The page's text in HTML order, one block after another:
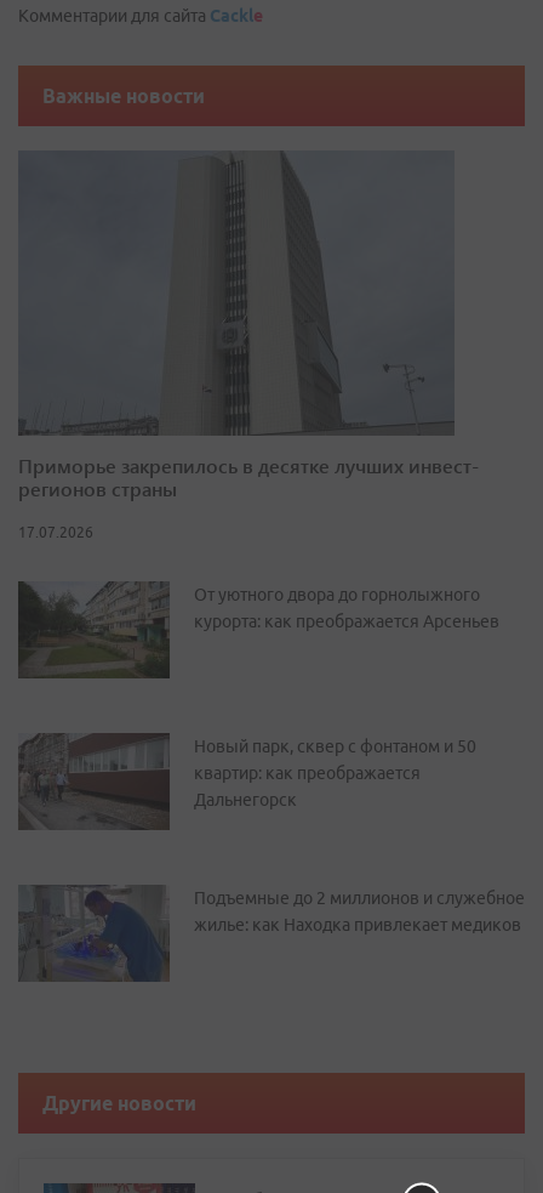
Комментарии для сайта Cackle
Важные новости
Приморье закрепилось в десятке лучших инвест-
регионов страны
17.07.2026
От уютного двора до горнолыжного
курорта: как преображается Арсеньев
Новый парк, сквер с фонтаном и 50
квартир: как преображается
Дальнегорск
Подъемные до 2 миллионов и служебное
жилье: как Находка привлекает медиков
Другие новости